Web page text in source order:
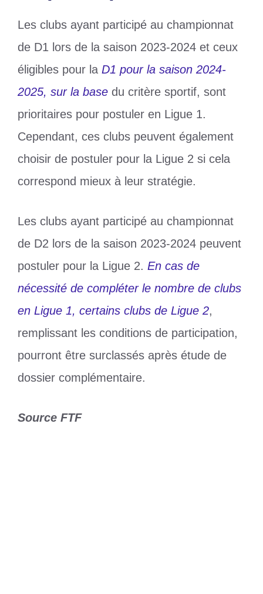
Les clubs ayant participé au championnat
de D1 lors de la saison 2023-2024 et ceux
éligibles pour la D1 pour la saison 2024-
2025, sur la base du critère sportif, sont
prioritaires pour postuler en Ligue 1.
Cependant, ces clubs peuvent également
choisir de postuler pour la Ligue 2 si cela
correspond mieux à leur stratégie.
Les clubs ayant participé au championnat
de D2 lors de la saison 2023-2024 peuvent
postuler pour la Ligue 2. En cas de
nécessité de compléter le nombre de clubs
en Ligue 1, certains clubs de Ligue 2,
remplissant les conditions de participation,
pourront être surclassés après étude de
dossier complémentaire.
Source FTF